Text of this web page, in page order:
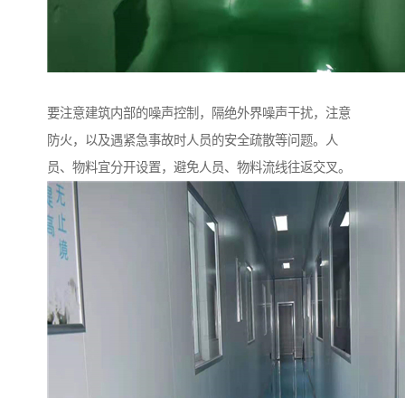
要注意建筑内部的噪声控制，隔绝外界噪声干扰，注意
防火，以及遇紧急事故时人员的安全疏散等问题。人
员、物料宜分开设置，避免人员、物料流线往返交叉。